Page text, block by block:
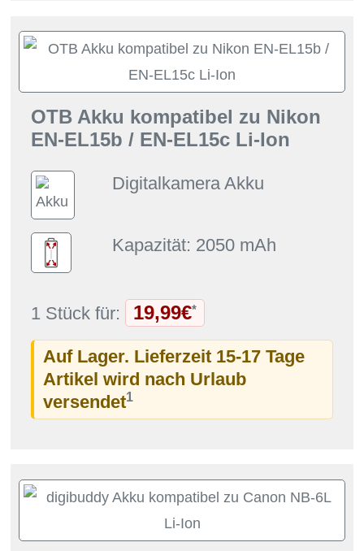
OTB Akku kompatibel zu Nikon
EN-EL15b / EN-EL15c Li-Ion
Digitalkamera Akku
Kapazität: 2050 mAh
1 Stück für: 19,99€*
Auf Lager. Lieferzeit 15-17 Tage
Artikel wird nach Urlaub
versendet1